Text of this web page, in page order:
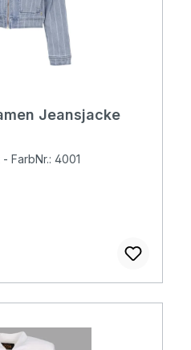
Jeansjacke
FarbNr.: 4001